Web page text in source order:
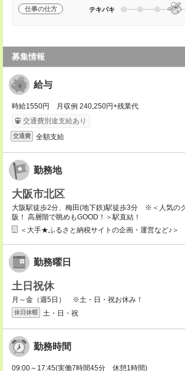
仕事の仕方 テキパキ
募集情報
給与
時給1550円 月収例 240,250円+残業代
交通費別途支給あり
交通費 全額支給
勤務地
大阪市北区
大阪駅徒歩2分、梅田(地下鉄)駅徒歩3分 ※＜人気の
阪！ 高層階で眺めもGOOD！＞駅直結！
＜大手★ふるさと納税サイトの企画・運営など♪＞
勤務曜日
土日祝休
月～金（週5日） ※土・日・祝お休み！
休日休暇 土・日・祝
勤務時間
09:00～17:45(実働7時間45分 休憩1時間)